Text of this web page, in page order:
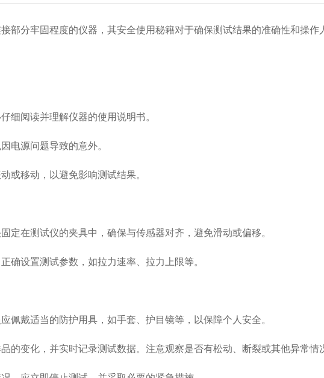
分牢固程度的仪器，其安全使用秘籍对于确保测试结果的准确性和操作
阅读并理解仪器的使用说明书。
源问题导致的意外。
移动，以避免影响测试结果。
在测试仪的夹具中，确保与传感器对齐，避免滑动或偏移。
设置测试参数，如拉力速率、拉力上限等。
戴适当的防护用具，如手套、护目镜等，以保障个人安全。
变化，并实时记录测试数据。注意观察是否有松动、断裂或其他异常情